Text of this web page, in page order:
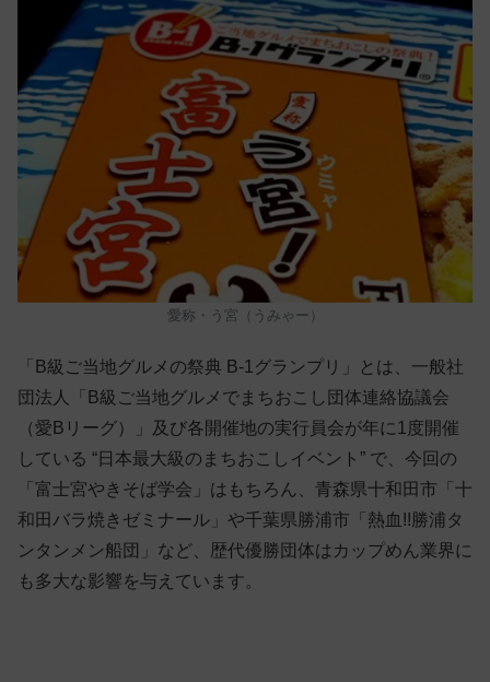
愛称・う宮（うみゃー）
「B級ご当地グルメの祭典 B-1グランプリ」とは、一般社
団法人「B級ご当地グルメでまちおこし団体連絡協議会
（愛Bリーグ）」及び各開催地の実行員会が年に1度開催
している “日本最大級のまちおこしイベント” で、今回の
「富士宮やきそば学会」はもちろん、青森県十和田市「十
和田バラ焼きゼミナール」や千葉県勝浦市「熱血!!勝浦タ
ンタンメン船団」など、歴代優勝団体はカップめん業界に
も多大な影響を与えています。